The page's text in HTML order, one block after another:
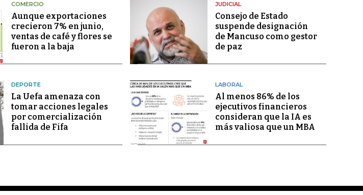
COMERCIO
Aunque exportaciones
crecieron 7% en junio,
ventas de café y flores se
fueron a la baja
JUDICIAL
Consejo de Estado
suspende designación
de Mancuso como gestor
de paz
DEPORTE
La Uefa amenaza con
tomar acciones legales
por comercialización
fallida de Fifa
LABORAL
Al menos 86% de los
ejecutivos financieros
consideran que la IA es
más valiosa que un MBA